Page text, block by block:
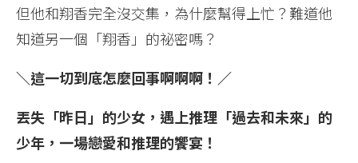
但他和翔香完全沒交集，為什麼幫得上忙？難道他
知道另一個「翔香」的祕密嗎？
＼這一切到底怎麼回事啊啊啊！／
丟失「昨日」的少女，遇上推理「過去和未來」的
少年，一場戀愛和推理的饗宴！